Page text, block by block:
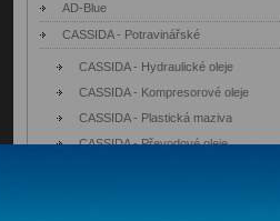
AD-Blue
CASSIDA - Potravinářské
CASSIDA - Hydraulické oleje
CASSIDA - Kompresorové oleje
CASSIDA - Plastická maziva
CASSIDA - Převodové oleje